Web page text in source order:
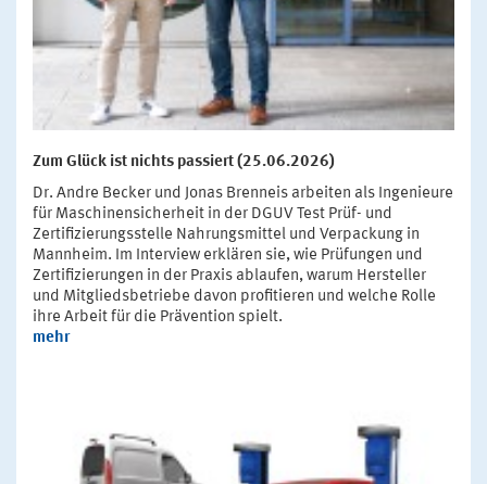
Zum Glück ist nichts passiert (25.06.2026)
Dr. Andre Becker und Jonas Brenneis arbeiten als Ingenieure
für Maschinensicherheit in der DGUV Test Prüf- und
Zertifizierungsstelle Nahrungsmittel und Verpackung in
Mannheim. Im Interview erklären sie, wie Prüfungen und
Zertifizierungen in der Praxis ablaufen, warum Hersteller
und Mitgliedsbetriebe davon profitieren und welche Rolle
ihre Arbeit für die Prävention spielt.
mehr